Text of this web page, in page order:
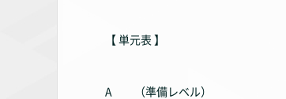
【 単元表 】
A （準備レベル）